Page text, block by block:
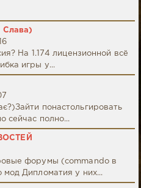
Слава)
На 1.174 лицензионной всё
игры у...
понастольгировать
сейчас полно...
форумы (commando в
Дипломатия у них...